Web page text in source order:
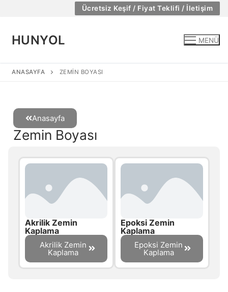
Ücretsiz Keşif / Fiyat Teklifi / İletişim
HUNYOL MENÜ
ANASAYFA ZEMIN BOYASI
Anasayfa
Zemin Boyası
Akrilik Zemin
Kaplama
Akrilik Zemin
Kaplama
Epoksi Zemin
Kaplama
Epoksi Zemin
Kaplama